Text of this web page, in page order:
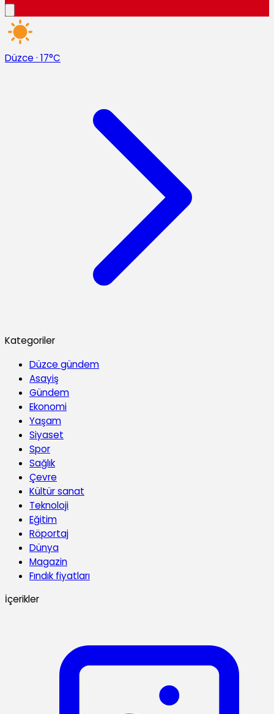
Düzce · 17°C
Kategoriler
Düzce gündem
Asayiş
Gündem
Ekonomi
Yaşam
Siyaset
Spor
Sağlık
Çevre
Kültür sanat
Teknoloji
Eğitim
Röportaj
Dünya
Magazin
Fındık fiyatları
İçerikler